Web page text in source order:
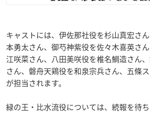
キャストには、伊佐那社役を杉山真宏さ
本勇太さん、御芍神紫役を佐々木喜英さ
江咲菜さん、八田美咲役を椎名鯛造さん
さん、磐舟天鶏役を和泉宗兵さん、五條
が担当されます。
緑の王・比水流役については、続報を待ち